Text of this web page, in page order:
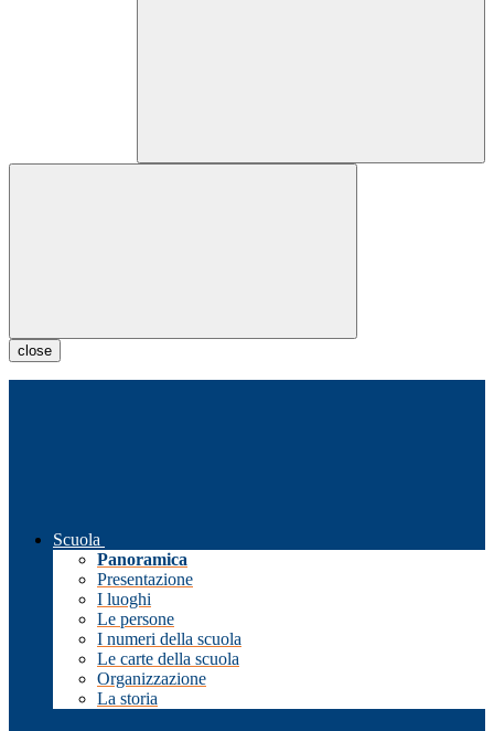
close
Scuola
Panoramica
Presentazione
I luoghi
Le persone
I numeri della scuola
Le carte della scuola
Organizzazione
La storia